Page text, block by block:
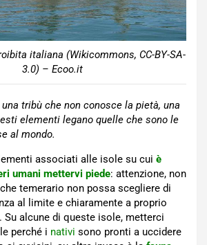
italiana (Wikicommons, CC-BY-SA-
3.0) – Ecoo.it
tribù che non conosce la pietà, una
elementi legano quelle che sono le
al mondo.
associati alle isole su cui è
umani mettervi piede: attenzione, non
temerario non possa scegliere di
al limite e chiaramente a proprio
alcune di queste isole, metterci
perché i nativi sono pronti a uccidere